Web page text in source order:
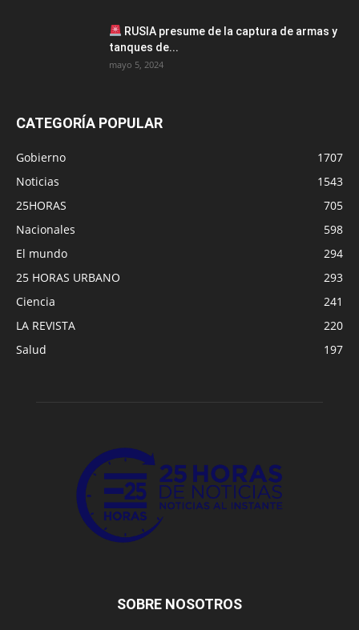
RUSIA presume de la captura de armas y
tanques de...
mayo 5, 2024
CATEGORÍA POPULAR
Gobierno
1707
Noticias
1543
25HORAS
705
Nacionales
598
El mundo
294
25 HORAS URBANO
293
Ciencia
241
LA REVISTA
220
Salud
197
SOBRE NOSOTROS